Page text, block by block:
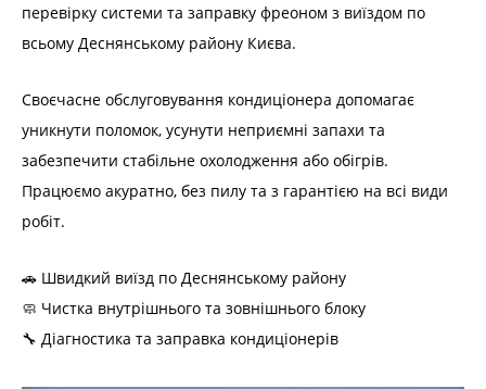
перевірку системи та заправку фреоном з виїздом по
всьому Деснянському району Києва.
Своєчасне обслуговування кондиціонера допомагає
уникнути поломок, усунути неприємні запахи та
забезпечити стабільне охолодження або обігрів.
Працюємо акуратно, без пилу та з гарантією на всі види
робіт.
🚗 Швидкий виїзд по Деснянському району
🧼 Чистка внутрішнього та зовнішнього блоку
🔧 Діагностика та заправка кондиціонерів